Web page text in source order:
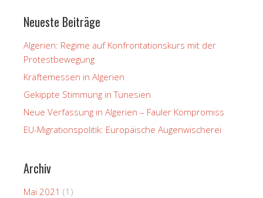
Neueste Beiträge
Algerien: Regime auf Konfrontationskurs mit der
Protestbewegung
Kräftemessen in Algerien
Gekippte Stimmung in Tunesien
Neue Verfassung in Algerien – Fauler Kompromiss
EU-Migrationspolitik: Europäische Augenwischerei
Archiv
Mai 2021 (1)